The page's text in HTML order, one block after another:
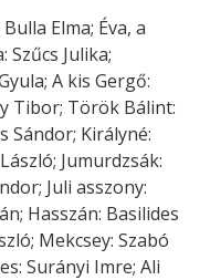
Elma; Éva, a
Szűcs Julika;
A kis Gergő:
Tibor; Török Bálint:
Sándor; Királyné:
Jumurdzsák:
Juli asszony:
Hasszán: Basilides
Mekcsey: Szabó
Surányi Imre; Ali